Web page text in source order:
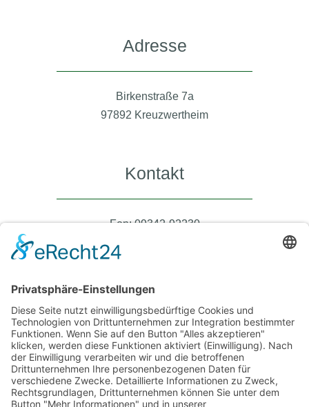
Adresse
Birkenstraße 7a
97892 Kreuzwertheim
Kontakt
Fon: 09342-92230
Fax: 09342-922340
steuer@kanzlei-ruehrschneck.de
Büro Öffnungszeiten
Montag – Donnerstag 08:00 – 17:00 Uhr
Freitag 08:00 – 12:30 Uhr